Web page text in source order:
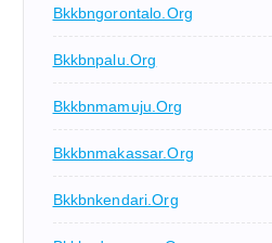
Bkkbngorontalo.org
Bkkbnpalu.org
Bkkbnmamuju.org
Bkkbnmakassar.org
Bkkbnkendari.org